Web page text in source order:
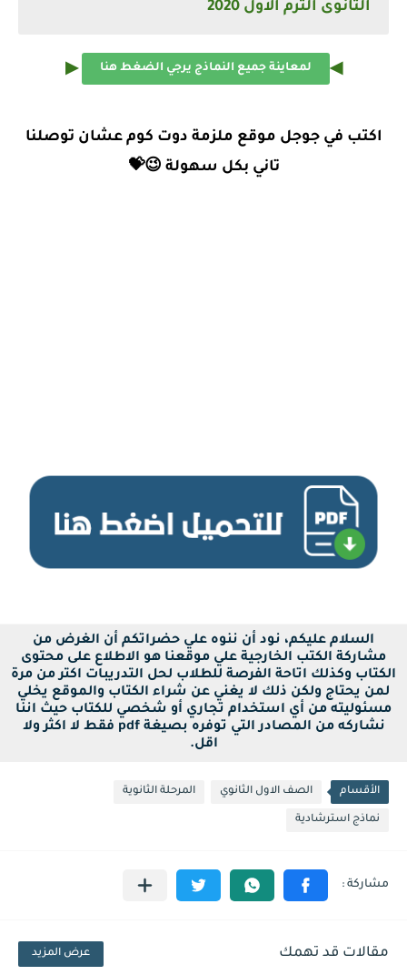
الثانوى الترم الاول 2020
◀ لمعاينة جميع النماذج يرجي الضغط هنا ▶
اكتب في جوجل موقع ملزمة دوت كوم عشان توصلنا
تاني بكل سهولة 😉💝
السلام عليكم، نود أن ننوه علي حضراتكم أن الغرض من
مشاركة الكتب الخارجية علي موقعنا هو الاطلاع على محتوى
الكتاب وكذلك اتاحة الفرصة للطلاب لحل التدريبات اكتر من مرة
لمن يحتاج ولكن ذلك لا يغني عن شراء الكتاب والموقع يخلي
مسئوليته من أي استخدام تجاري أو شخصي للكتاب حيث اننا
نشاركه من المصادر التي توفره بصيغة pdf فقط لا اكثر ولا
اقل.
الأقسام الصف الاول الثانوي المرحلة الثانوية
نماذج استرشادية
مقالات قد تهمك عرض المزيد